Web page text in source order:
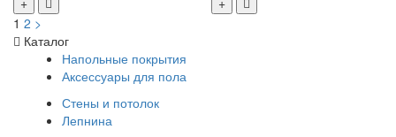
1 2 >
Каталог
Напольные покрытия
Аксессуары для пола
Стены и потолок
Лепнина